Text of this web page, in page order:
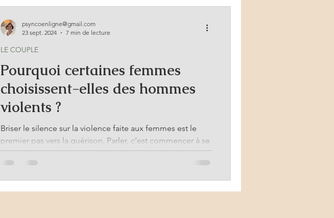
Pourquoi certaines femmes
choisissent-elles des hommes
violents ?
Briser le silence sur la violence faite aux femmes est le
premier pas vers la guérison. Parler, c’est commencer à se
reconstruire. #StopViol
LE COUPLE
psyncoenligne@gmail.com
23 sept. 2024
7 min de lecture